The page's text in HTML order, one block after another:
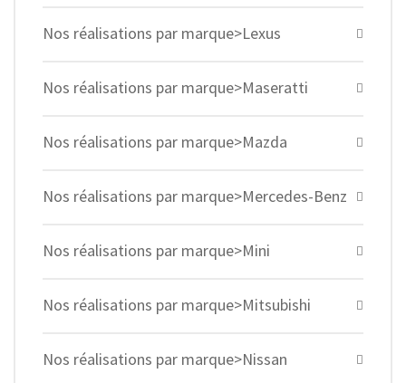
Nos réalisations par marque>Lexus
Nos réalisations par marque>Maseratti
Nos réalisations par marque>Mazda
Nos réalisations par marque>Mercedes-Benz
Nos réalisations par marque>Mini
Nos réalisations par marque>Mitsubishi
Nos réalisations par marque>Nissan